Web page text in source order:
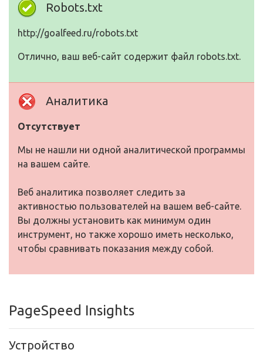
Robots.txt
http://goalfeed.ru/robots.txt
Отлично, ваш веб-сайт содержит файл robots.txt.
Аналитика
Отсутствует
Мы не нашли ни одной аналитической программы
на вашем сайте.
Веб аналитика позволяет следить за
активностью пользователей на вашем веб-сайте.
Вы должны установить как минимум один
инструмент, но также хорошо иметь несколько,
чтобы сравнивать показания между собой.
PageSpeed Insights
Устройство